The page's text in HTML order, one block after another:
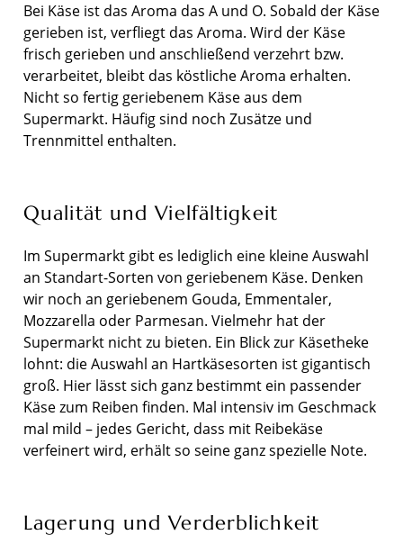
Bei Käse ist das Aroma das A und O. Sobald der Käse
gerieben ist, verfliegt das Aroma. Wird der Käse
frisch gerieben und anschließend verzehrt bzw.
verarbeitet, bleibt das köstliche Aroma erhalten.
Nicht so fertig geriebenem Käse aus dem
Supermarkt. Häufig sind noch Zusätze und
Trennmittel enthalten.
Qualität und Vielfältigkeit
Im Supermarkt gibt es lediglich eine kleine Auswahl
an Standart-Sorten von geriebenem Käse. Denken
wir noch an geriebenem Gouda, Emmentaler,
Mozzarella oder Parmesan. Vielmehr hat der
Supermarkt nicht zu bieten. Ein Blick zur Käsetheke
lohnt: die Auswahl an Hartkäsesorten ist gigantisch
groß. Hier lässt sich ganz bestimmt ein passender
Käse zum Reiben finden. Mal intensiv im Geschmack
mal mild – jedes Gericht, dass mit Reibekäse
verfeinert wird, erhält so seine ganz spezielle Note.
Lagerung und Verderblichkeit